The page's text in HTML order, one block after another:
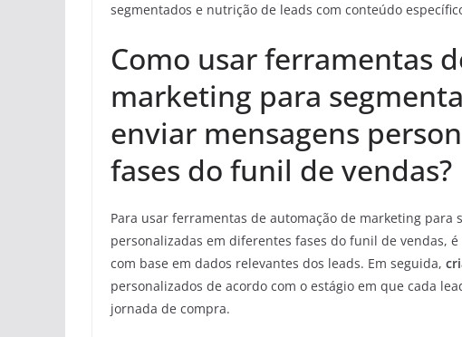
segmentados e nutrição de leads com conteúdo
Como usar ferramentas
marketing para
enviar mensagens
fases do funil de vendas?
Para usar ferramentas de automação de marketing para
personalizadas em diferentes fases do funil de vendas,
com base em dados relevantes dos leads. Em seguida,
personalizados de acordo com o estágio em que cada
jornada de compra.